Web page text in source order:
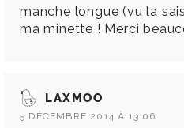
manche longue (vu la
ma minette ! Merci
LAXMOO
5 DÉCEMBRE 2014 À 13:06